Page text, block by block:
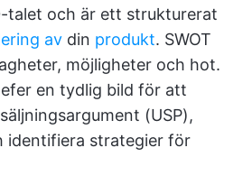
talet och är ett strukturerat
av din produkt. SWOT
möjligheter och hot.
en tydlig bild för att
(USP),
identifiera strategier för